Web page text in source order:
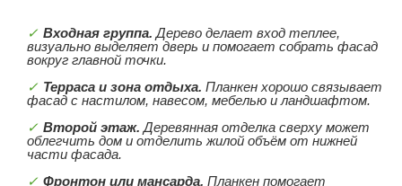
Входная группа. Дерево делает вход теплее,
визуально выделяет дверь и помогает собрать фасад
вокруг главной точки.
Терраса и зона отдыха. Планкен хорошо связывает
фасад с настилом, навесом, мебелью и ландшафтом.
Второй этаж. Деревянная отделка сверху может
облегчить дом и отделить жилой объём от нижней
части фасада.
Фронтон или мансарда. Планкен помогает